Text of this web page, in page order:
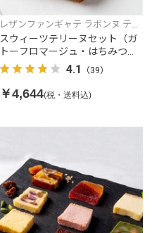
レザンファンギャテ ラボンヌ テリ
ーヌ
スウィーツテリーヌセット（ガ
トーフロマージュ・はちみつ入
り農園風テリーヌ）
4.1 （39）
￥4,644(税・送料込)